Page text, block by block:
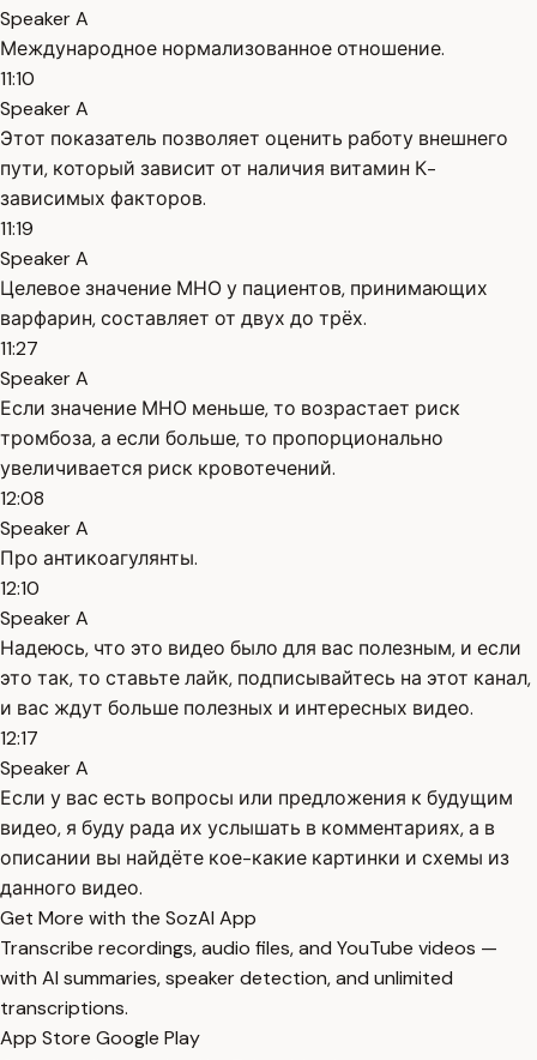
Speaker A
Международное нормализованное отношение.
11:10
Speaker A
Этот показатель позволяет оценить работу внешнего
пути, который зависит от наличия витамин К-
зависимых факторов.
11:19
Speaker A
Целевое значение МНО у пациентов, принимающих
варфарин, составляет от двух до трёх.
11:27
Speaker A
Если значение МНО меньше, то возрастает риск
тромбоза, а если больше, то пропорционально
увеличивается риск кровотечений.
12:08
Speaker A
Про антикоагулянты.
12:10
Speaker A
Надеюсь, что это видео было для вас полезным, и если
это так, то ставьте лайк, подписывайтесь на этот канал,
и вас ждут больше полезных и интересных видео.
12:17
Speaker A
Если у вас есть вопросы или предложения к будущим
видео, я буду рада их услышать в комментариях, а в
описании вы найдёте кое-какие картинки и схемы из
данного видео.
Get More with the SozAI App
Transcribe recordings, audio files, and YouTube videos —
with AI summaries, speaker detection, and unlimited
transcriptions.
App Store Google Play